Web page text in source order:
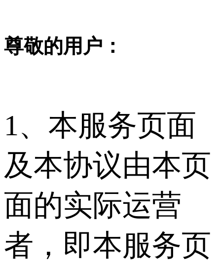
尊敬的用户：
1、本服务页面
及本协议由本页
面的实际运营
者，即本服务页